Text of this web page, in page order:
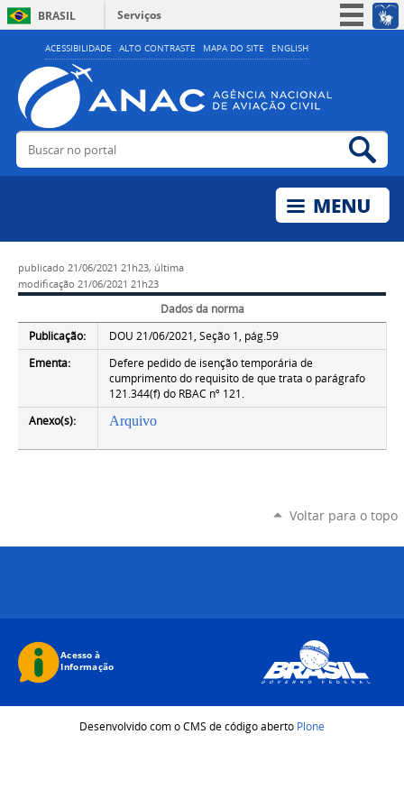
ACESSIBILIDADE ALTO CONTRASTE MAPA DO SITE ENGLISH
BRASIL
Serviços
Simplifique!
Acesso à informação
Legislação
Buscar no portal
publicado 21/06/2021 21h23, última
modificação 21/06/2021 21h23
Dados da norma
Publicação:
DOU 21/06/2021, Seção 1, pág.59
Ementa:
Defere pedido de isenção temporária de
cumprimento do requisito de que trata o parágrafo
121.344(f) do RBAC nº 121.
Anexo(s):
Arquivo
Voltar para o topo
Desenvolvido com o CMS de código aberto Plone